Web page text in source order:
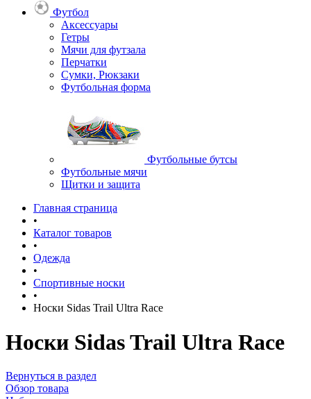
Футбол
Аксессуары
Гетры
Мячи для футзала
Перчатки
Сумки, Рюкзаки
Футбольная форма
Футбольные бутсы
Футбольные мячи
Щитки и защита
Главная страница
•
Каталог товаров
•
Одежда
•
Спортивные носки
•
Носки Sidas Trail Ultra Race
Носки Sidas Trail Ultra Race
Вернуться в раздел
Обзор товара